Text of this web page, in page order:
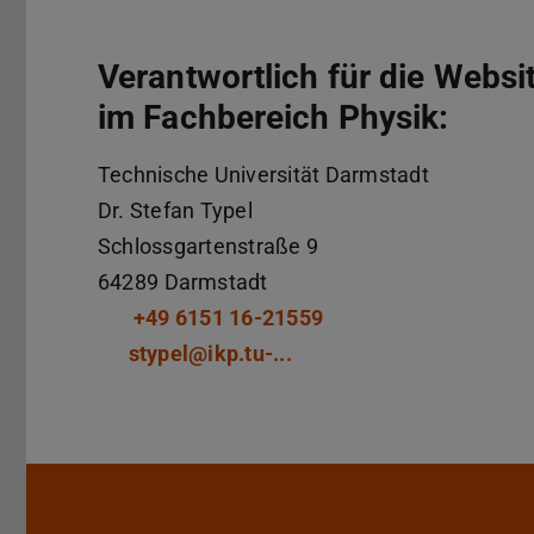
Verantwortlich für die
im Fachbereich Physik:
Technische Universität Darmstadt
Dr. Stefan Typel
Schlossgartenstraße 9
64289 Darmstadt
+49 6151 16-21559
stypel@ikp.tu-...